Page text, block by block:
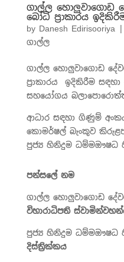
ගාල්ල හොලුවාගොඩ
බෝධි ප්‍රාකාරය
by Danesh Edirisooriya|
ගාල්ල
ගාල්ල හොලුවාගොඩ
ප්‍රාකාරය ඉදිකිරීම
සහයෝගය
ආධාර සඳහා ගිණුම් අංකය:
කොමර්ෂල් බැංකුව
පුජ්‍ය හිනිදුම ධම්මඖෂධ
පන්සලේ නම
ගාල්ල හොලුවාගොඩ
විහාරාධිපති
පුජ්‍ය හිනිදුම ධම්මඖෂධ
දිස්ත්‍රික්කය